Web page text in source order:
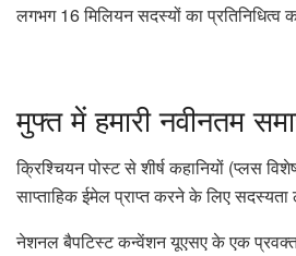
लगभग 16 मिलियन सदस्यों का प्रतिनिधित्व
मुफ्त में हमारी नवीनतम
क्रिश्चियन पोस्ट से शीर्ष कहानियों (प्लस
साप्ताहिक ईमेल प्राप्त करने के लिए
नेशनल बैपटिस्ट कन्वेंशन यूएसए के एक